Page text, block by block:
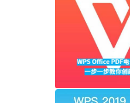
WPS Office PDF电